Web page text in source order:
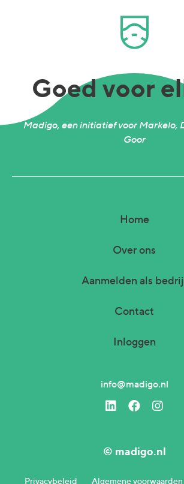
Goed voor
Madigo, een initiatief voor Markelo,
Goor
Home
Over ons
Aanmelden als
Contact
Inloggen
info@madigo.nl
Privacybeleid Algemene
© madigo.nl